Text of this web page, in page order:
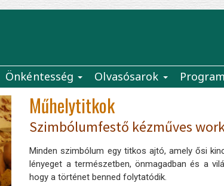
Önkéntesség Olvasósarok
Műhelytitkok
Szimbólumfestő kézműves
Minden szimbólum egy titkos ajtó, amely ősi
lényeget a természetben, önmagadban és a
hogy a történet benned folytatódik.